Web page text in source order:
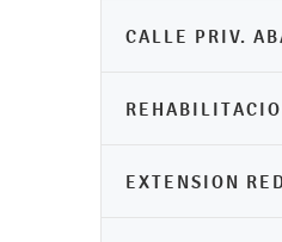
CALLE PRIV.
EXTENSION